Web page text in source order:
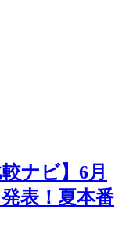
ナビ】6月
表！夏本番